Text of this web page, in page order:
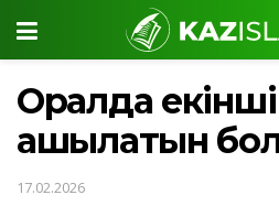
Оралда
ашылатын
17.02.2026